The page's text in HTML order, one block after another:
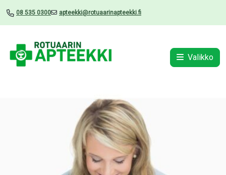
08 535 0300 apteekki@rotuaarinapteekki.fi
Valikko